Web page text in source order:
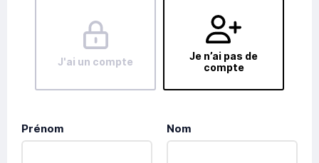
J'ai un compte
Je n’ai pas de
compte
Prénom Nom